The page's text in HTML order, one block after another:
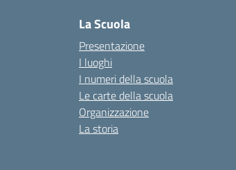
La Scuola
Presentazione
I luoghi
I numeri della scuola
Le carte della scuola
Organizzazione
La storia